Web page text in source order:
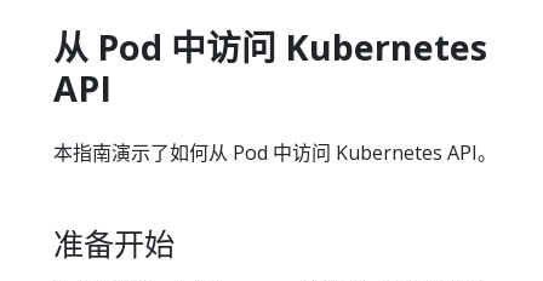
从 Pod 中访问 Kubernetes
API
本指南演示了如何从 Pod 中访问 Kubernetes API。
准备开始